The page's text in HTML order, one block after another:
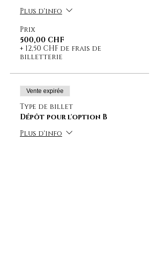
Plus d'info
Prix
500,00 CHF
+ 12,50 CHF de frais de
billetterie
Vente expirée
Type de billet
Dépôt pour l'option B
Plus d'info